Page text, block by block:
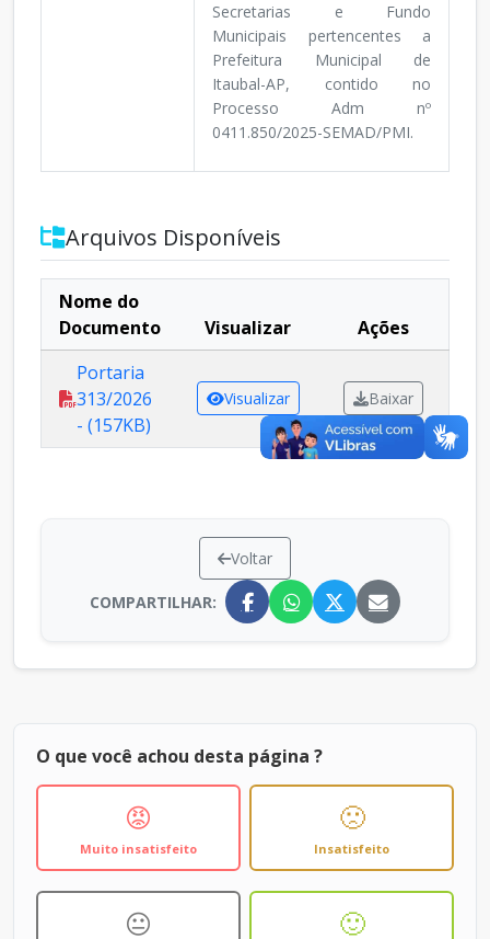
Secretarias e Fundo
Municipais pertencentes a
Prefeitura Municipal de
Itaubal-AP, contido no
Processo Adm nº
0411.850/2025-SEMAD/PMI.
Arquivos Disponíveis
Nome do
Documento
Visualizar
Ações
Portaria
313/2026
- (157KB)
Visualizar Baixar
Voltar
COMPARTILHAR:
O que você achou desta página ?
😡
Muito insatisfeito
🙁
Insatisfeito
😐 🙂